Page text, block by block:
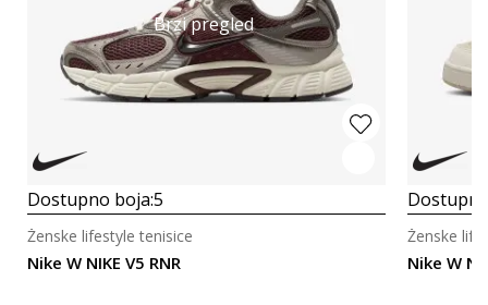
Brzi pregled
Dostupno boja:5
Nike W NIKE V5 RNR
Ženske lifestyle tenisice
Nike W
Ženske